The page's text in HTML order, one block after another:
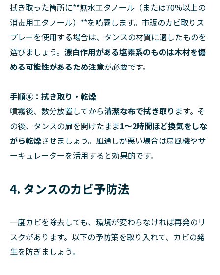
拭き取った箇所に**無水エタノール（または70%以上の
消毒用エタノール）**を噴霧します。市販のカビ取りス
プレーを使用する場合は、タンスの材質に適したものを
選びましょう。 漂白作用がある塩素系のものは木材を傷
める可能性があるため注意が必要です。
手順④：拭き取り・乾燥
噴霧後、数分放置してから清潔な布で拭き取り ます。そ
の後、タンスの扉を開けたまま1～2時間ほど換気をしな
がら乾燥させましょう。風通しが悪い場合は扇風機やサ
ーキュレーターを活用すると効果的です。
4. タンスのカビ予防法
一度カビを除去しても、環境が変わらなければ再発のリ
スクがあります。以下の予防策を取り入れて、カビの発
生を防ぎましょう。